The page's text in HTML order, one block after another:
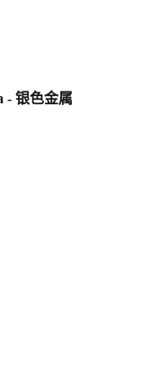
- 银色金属